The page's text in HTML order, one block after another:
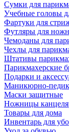
Сумки для
Учебные головы
Фартуки для
Футляры для
Чемоданы для
Чехлы для
Штативы
Парикмахерские
Подарки и
Маникюрно-
Маски защитные
Ножницы
Товары для дома
Инвентарь для